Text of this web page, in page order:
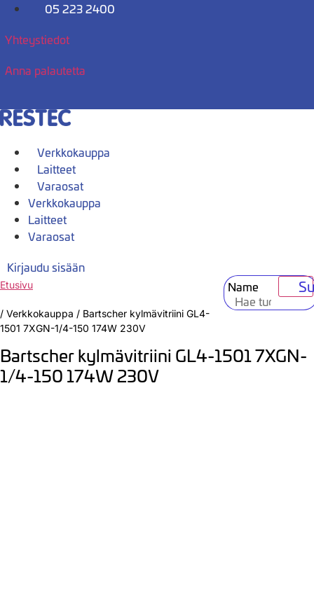
Mene
05 223 2400
Yhteystiedot
Anna palautetta
Verkkokauppa
Laitteet
Varaosat
Verkkokauppa
Laitteet
Varaosat
Kirjaudu sisään
Name
Etusivu
/ Verkkokauppa / Bartscher kylmävitriini GL4-
1501 7XGN-1/4-150 174W 230V
Bartscher kylmävitriini GL4-1501 7XGN-
1/4-150 174W 230V